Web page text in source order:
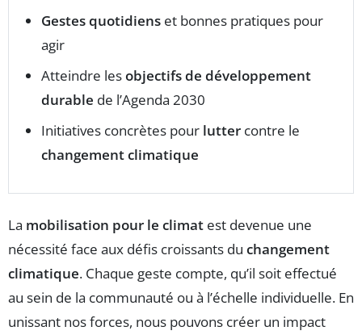
Gestes quotidiens et bonnes pratiques pour
agir
Atteindre lesobjectifs de développement
durable de l’Agenda 2030
Initiatives concrètes pour lutter contre le
changement climatique
La mobilisation pour le climat est devenue une
nécessité face aux défis croissants du changement
climatique. Chaque geste compte, qu’il soit effectué
au sein de la communauté ou à l’échelle individuelle. En
unissant nos forces, nous pouvons créer un impact